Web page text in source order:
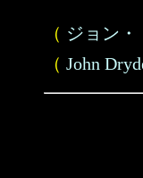
（ ジョン
（ John